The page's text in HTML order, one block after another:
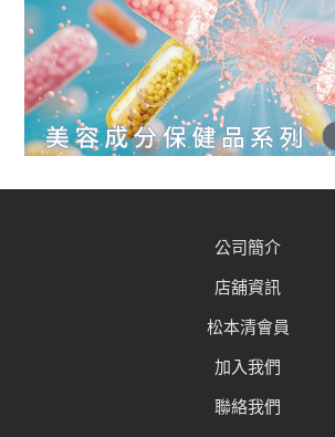
公司簡介
店舖資訊
松本清會員
加入我們
聯絡我們